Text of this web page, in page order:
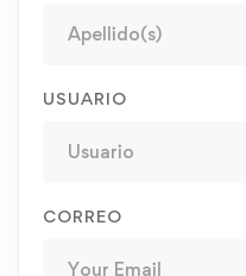
USUARIO
CORREO